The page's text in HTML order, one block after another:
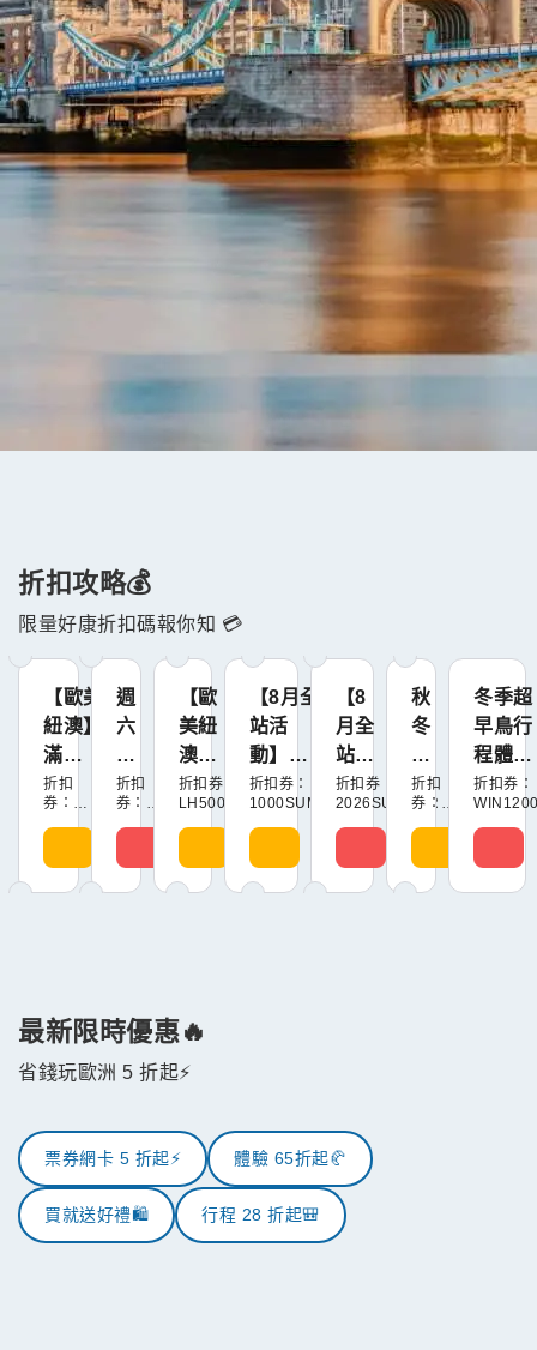
折扣攻略💰
限量好康折扣碼報你知 💳
【歐美
紐澳】
滿
10,000
折500
折扣
券：
即
領
週
六
歐
美
日
94
折
折扣
券：
即
領
【歐
美紐
澳】
滿
5,000
折
150
折扣券：
LH50002
即
領
【8月全
站活
動】滿
$10,000
折
$1,000
折扣券：
1000SUMMER
即
領
【8
月全
站活
動】
不限
門檻
94
折
折扣券：
2026SUMMER
即
秋
冬
早
鳥
行
程
體
驗
折扣
券：
即
領
冬季超
早鳥行
程體驗
滿
折
$1200
折扣券：
即
領
最新限時優惠🔥
省錢玩歐洲 5 折起⚡
票券網卡 5 折起⚡ 體驗 65折起🥐
買就送好禮🛍️ 行程 28 折起🎒